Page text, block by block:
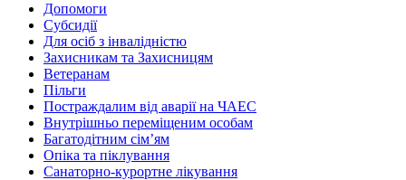
Допомоги
Субсидії
Для осіб з інвалідністю
Захисникам та Захисницям
Ветеранам
Пільги
Постраждалим від аварії на ЧАЕС
Внутрішньо переміщеним особам
Багатодітним сім’ям
Опіка та піклування
Санаторно-курортне лікування